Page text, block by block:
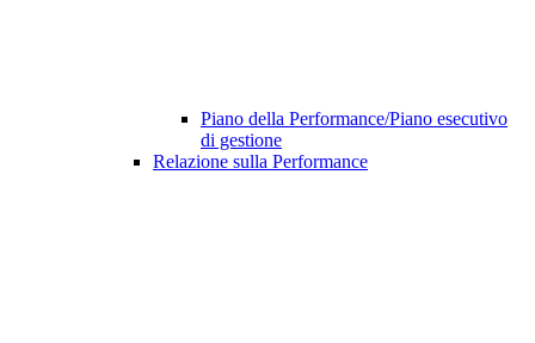
Piano della Performance/Piano esecutivo
di gestione
Relazione sulla Performance